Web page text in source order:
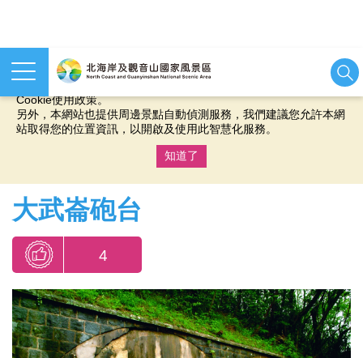
本網站使用cookies等相關技術以持續優化網站服務，並有助於為
您提供更佳的體驗，當您繼續使用本網站即表示您同意我們的
Cookie使用政策。
另外，本網站也提供周邊景點自動偵測服務，我們建議您允許本網
站取得您的位置資訊，以開啟及使用此智慧化服務。
知道了
大武崙砲台
4